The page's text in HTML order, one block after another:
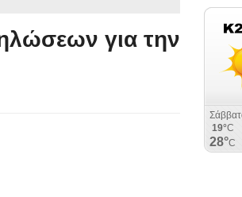
για την